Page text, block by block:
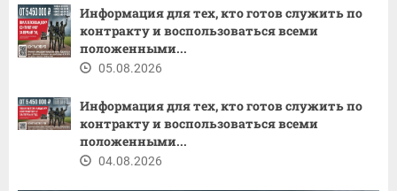
Информация для тех, кто готов служить по
контракту и воспользоваться всеми
положенными...
05.08.2026
Информация для тех, кто готов служить по
контракту и воспользоваться всеми
положенными...
04.08.2026